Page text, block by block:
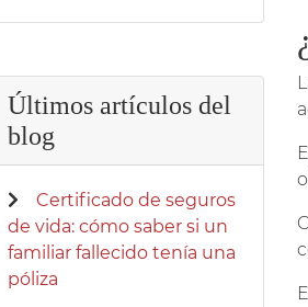
Últimos artículos del
blog
Certificado de seguros
de vida: cómo saber si un
familiar fallecido tenía una
póliza